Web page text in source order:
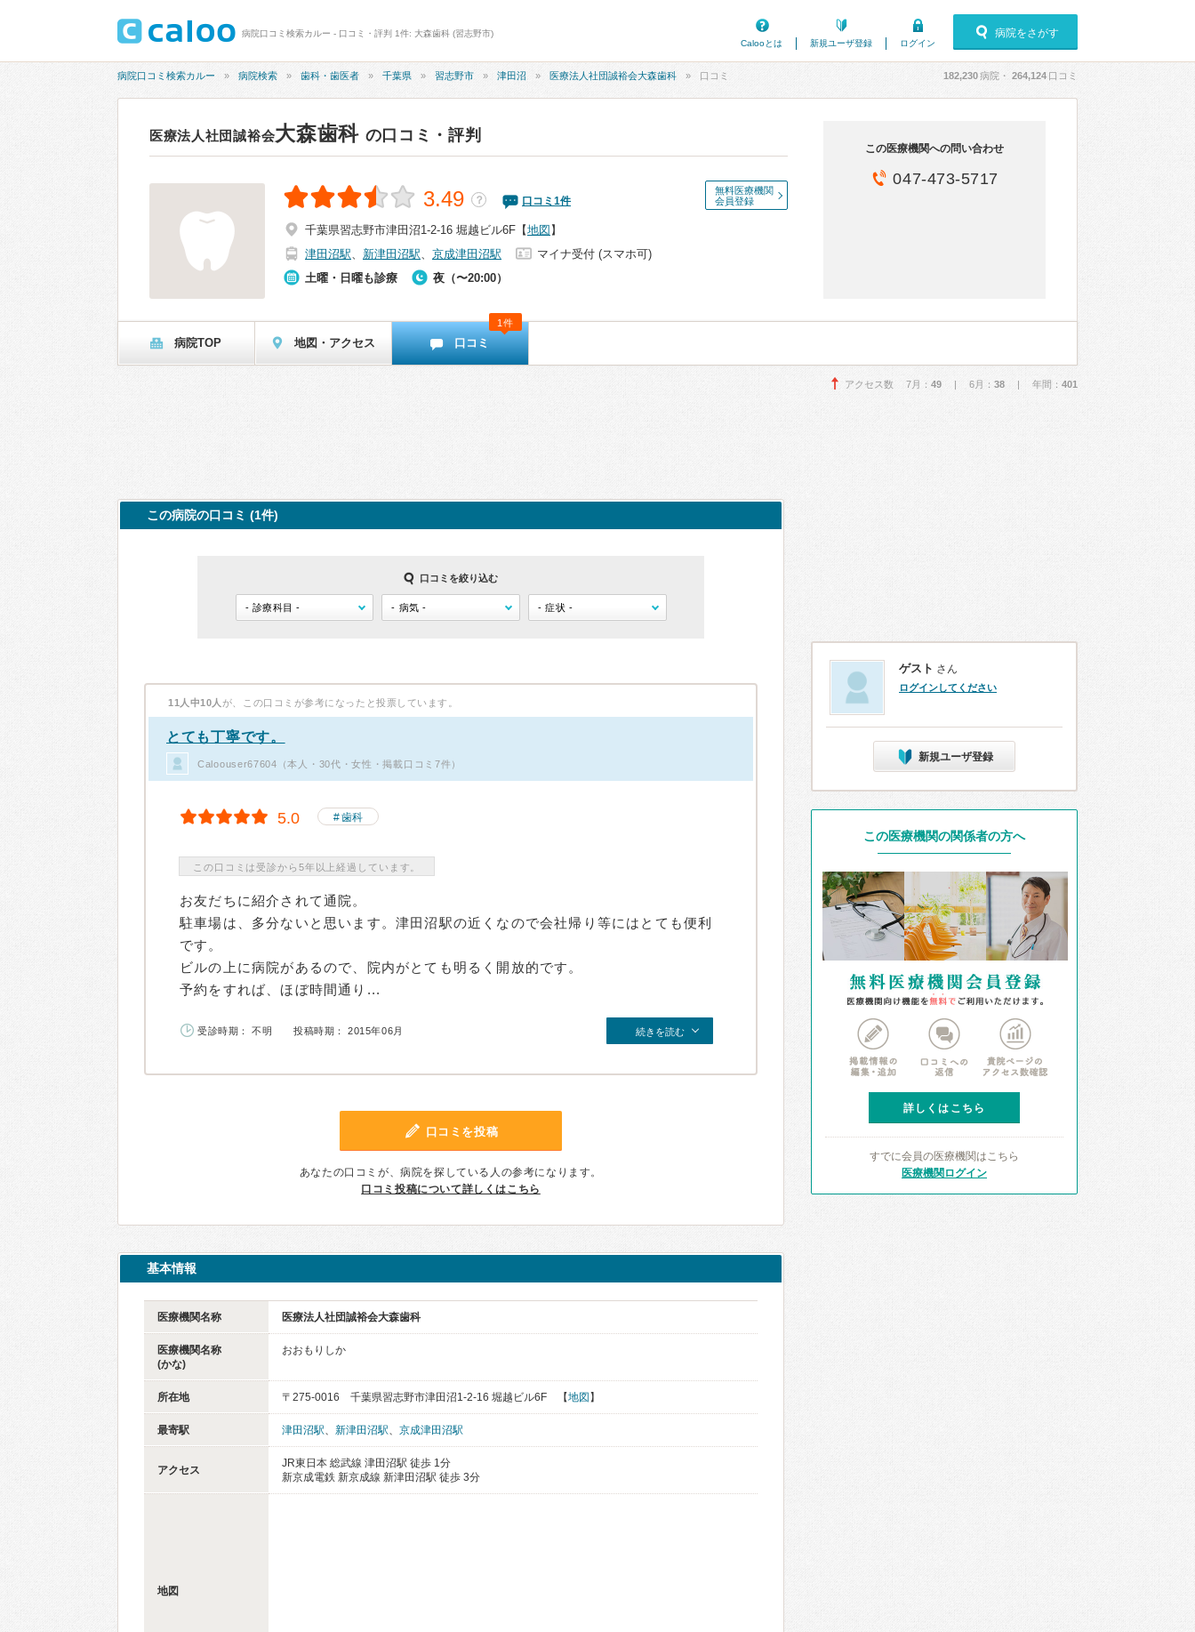
病院口コミ検索カルー - 口コミ・評判 1件: 大森歯科 (習志野市)
Calooとは
新規ユーザ登録 ログイン
病院をさがす
病院口コミ検索カルー 病院検索 歯科・歯医者 千葉県 習志野市 津田沼 医療法人社団誠裕会大森歯科 口コミ 182,230病院・ 264,124 口コミ
医療法人社団誠裕会大森歯科 の口コミ・評判
無料医療機関
会員登録
3.49 ？ 口コミ 1件
千葉県習志野市津田沼1-2-16 堀越ビル6F 【地図 】
津田沼駅、 新津田沼駅、 京成津田沼駅
マイナ受付 (スマホ可)
土曜・日曜も診療
夜（〜20:00）
この医療機関への問い合わせ
047-473-5717
病院TOP 地図・アクセス 口コミ
1件
アクセス数 7月： 49 | 6月： 38 | 年間： 401
この病院の口コミ (1件)
口コミを絞り込む
11人中10人 が、この口コミが参考になったと投票しています。
とても丁寧です。
Caloouser67604（本人・30代・女性・掲載口コミ7件）
5.0 歯科
この口コミは受診から5年以上経過しています。
お友だちに紹介されて通院。
駐車場は、多分ないと思います。津田沼駅の近くなので会社帰り等にはとても便利
です。
ビルの上に病院があるので、院内がとても明るく開放的です。
予約をすれば、ほぼ時間通り...
受診時期： 不明 投稿時期： 2015年06月 続きを読む
口コミを投稿
あなたの口コミが、病院を探している人の参考になります。
口コミ投稿について詳しくはこちら
基本情報
医療機関名称 医療法人社団誠裕会大森歯科
医療機関名称
(かな)
おおもりしか
所在地 〒275-0016 千葉県習志野市津田沼1-2-16 堀越ビル6F 【地図 】
最寄駅 津田沼駅、 新津田沼駅、 京成津田沼駅
アクセス
JR東日本 総武線 津田沼駅 徒歩 1分
新京成電鉄 新京成線 新津田沼駅 徒歩 3分
地図
ゲスト さん
ログインしてください
新規ユーザ登録
この医療機関の関係者の方へ
詳しくはこちら
すでに会員の医療機関はこちら
医療機関ログイン